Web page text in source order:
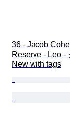
36 - Jacob
Reserve - Leo -
New with tags